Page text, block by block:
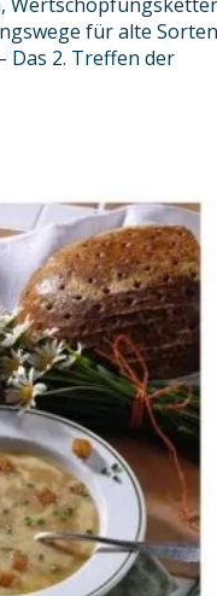
für alte Sorten
Das 2. Treffen der